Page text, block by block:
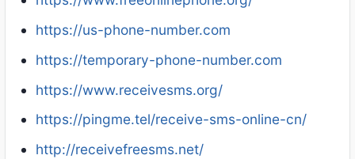
https://us-phone-number.com
https://temporary-phone-number.com
https://www.receivesms.org/
https://pingme.tel/receive-sms-online-cn/
http://receivefreesms.net/